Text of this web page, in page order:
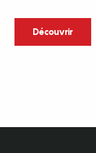
Découvrir
Entre
caractère
Pyrénées-
idéale